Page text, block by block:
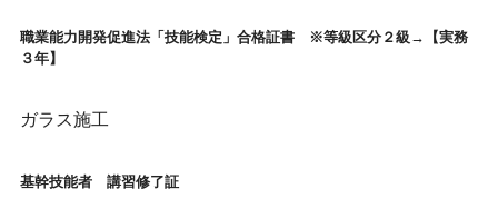
職業能力開発促進法「技能検定」合格証書 ※等級区分２級→【実務
３年】
ガラス施工
基幹技能者 講習修了証